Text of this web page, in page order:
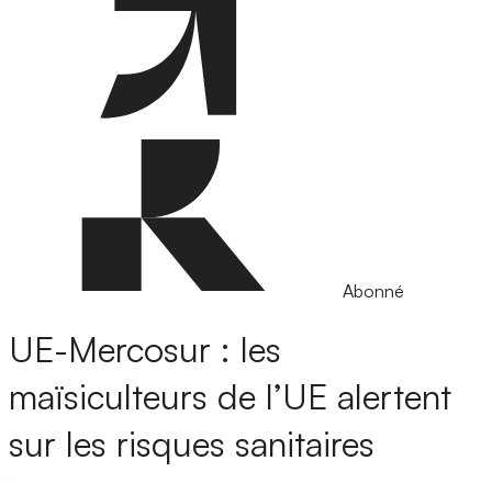
Abonné
UE-Mercosur : les
maïsiculteurs de l’UE alertent
sur les risques sanitaires